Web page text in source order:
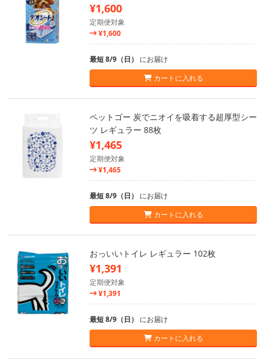
¥1,600
定期便対象
¥1,600
最短 8/9（日） にお届け
カートに入れる
ペットゴー 炭でニオイを吸着する超厚型シー
ツ レギュラー 88枚
¥1,465
定期便対象
¥1,465
最短 8/9（日） にお届け
カートに入れる
おっいいトイレ レギュラー 102枚
¥1,391
定期便対象
¥1,391
最短 8/9（日） にお届け
カートに入れる